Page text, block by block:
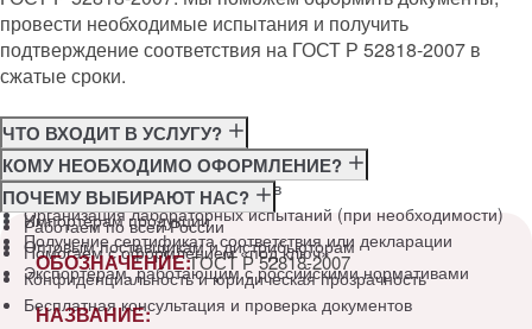
провести необходимые испытания и получить
подтверждение соответствия на ГОСТ Р 52818-2007 в
сжатые сроки.
ЧТО ВХОДИТ В УСЛУГУ?
Консультация по требованиям ГОСТ
Подготовка и подача документов
Организация лабораторных испытаний (при необходимости)
Получение сертификата соответствия или декларации
КОМУ НЕОБХОДИМО ОФОРМЛЕНИЕ?
Производителям
Импортёрам продукции
Оптовым поставщикам и дистрибьюторам
Экспортёрам, работающим с российскими нормативами
ПОЧЕМУ ВЫБИРАЮТ НАС?
Работаем по всей России
Помогаем с оформлением «под ключ»
Конфиденциальность и юридическая прозрачность
Бесплатная консультация и проверка документов
ОБОЗНАЧЕНИЕ:ГОСТ Р 52818-2007
НАЗВАНИЕ: